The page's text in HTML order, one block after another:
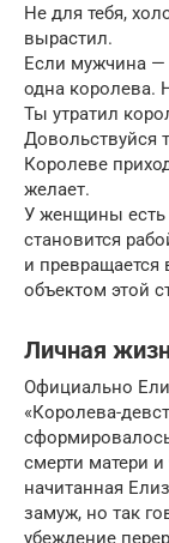
Не для тебя,
вырастил.
Если мужчина —
одна королева.
Ты утратил
Довольствуйся
Королеве
желает.
У женщины есть
становится
и превращается
объектом этой
Личная
Официально
«Королева-
смерти матери
начитанная
замуж, но так
убеждение